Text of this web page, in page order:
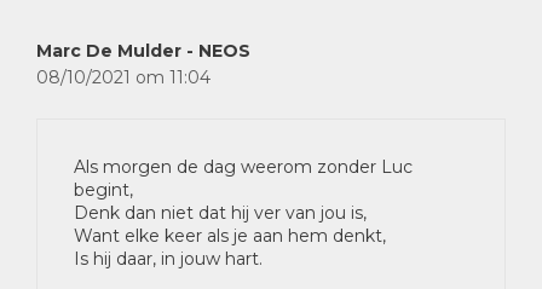
Marc De Mulder - NEOS
08/10/2021 om 11:04
Als morgen de dag weerom zonder Luc
begint,
Denk dan niet dat hij ver van jou is,
Want elke keer als je aan hem denkt,
Is hij daar, in jouw hart.